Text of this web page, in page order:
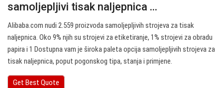
samoljepljivi tisak naljepnica ...
Alibaba.com nudi 2.559 proizvoda samoljepljivih strojeva za tisak
naljepnica. Oko 9% njih su strojevi za etiketiranje, 1% strojevi za obradu
papira i 1 Dostupna vam je široka paleta opcija samoljepljivih strojeva za
tisak naljepnica, poput pogonskog tipa, stanja i primjene.
Get Best Quote